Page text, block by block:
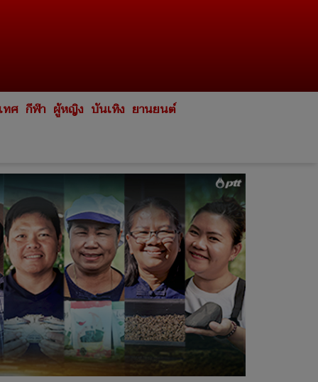
ทศ กีฬา ผู้หญิง บันเทิง ยานยนต์